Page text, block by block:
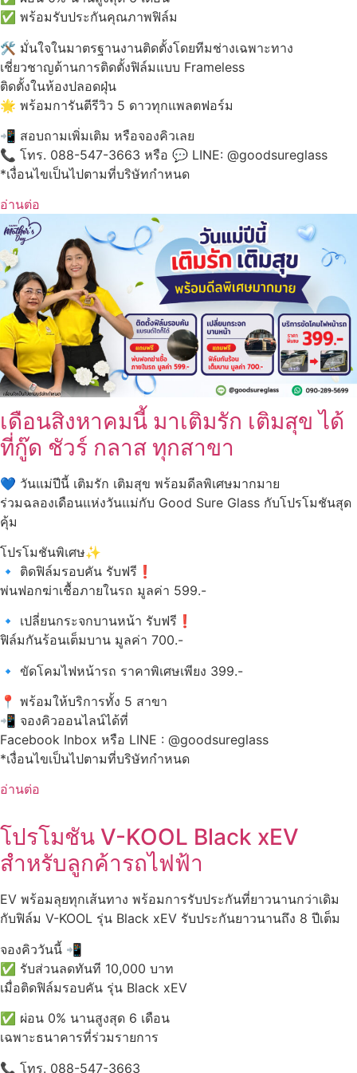
พร้อมรับประกันคุณภาพฟิล์ม
มั่นใจในมาตรฐานงานติดตั้งโดยทีมช่างเฉพาะทาง
เชี่ยวชาญด้านการติดตั้งฟิล์มแบบ Frameless
ติดตั้งในห้องปลอดฝุ่น
พร้อมการันตีรีวิว 5 ดาวทุกแพลตฟอร์ม
สอบถามเพิ่มเติม หรือจองคิวเลย
โทร. 088-547-3663 หรือ
LINE: @‌goodsureglass
*เงื่อนไขเป็นไปตามที่บริษัทกำหนด
อ่านต่อ
เดือนสิงหาคมนี้ มาเติมรัก เติมสุข ได้
ที่กู๊ด ชัวร์ กลาส ทุกสาขา
วันแม่ปีนี้ เติมรัก เติมสุข พร้อมดีลพิเศษมากมาย
ร่วมฉลองเดือนแห่งวันแม่กับ Good Sure Glass กับโปรโมชันสุด
คุ้ม
โปรโมชันพิเศษ
ติดฟิล์มรอบคัน รับฟรี
พ่นฟอกฆ่าเชื้อภายในรถ มูลค่า 599.-
เปลี่ยนกระจกบานหน้า รับฟรี
ฟิล์มกันร้อนเต็มบาน มูลค่า 700.-
ขัดโคมไฟหน้ารถ ราคาพิเศษเพียง 399.-
พร้อมให้บริการทั้ง 5 สาขา
จองคิวออนไลน์ได้ที่
Facebook Inbox หรือ LINE : @‌goodsureglass
*เงื่อนไขเป็นไปตามที่บริษัทกำหนด
อ่านต่อ
โปรโมชัน V-KOOL Black xEV
สำหรับลูกค้ารถไฟฟ้า
EV พร้อมลุยทุกเส้นทาง พร้อมการรับประกันที่ยาวนานกว่าเดิม
กับฟิล์ม V-KOOL รุ่น Black xEV รับประกันยาวนานถึง 8 ปีเต็ม
จองคิววันนี้
รับส่วนลดทันที 10,000 บาท
เมื่อติดฟิล์มรอบคัน รุ่น Black xEV
ผ่อน 0% นานสูงสุด 6 เดือน
เฉพาะธนาคารที่ร่วมรายการ
โทร. 088-547-3663